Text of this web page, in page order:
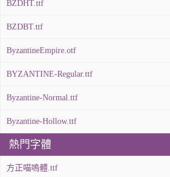
BZDHT.ttf
BZDBT.ttf
ByzantineEmpire.otf
BYZANTINE-Regular.ttf
Byzantine-Normal.ttf
Byzantine-Hollow.ttf
熱門字體
方正喵嗚體.ttf